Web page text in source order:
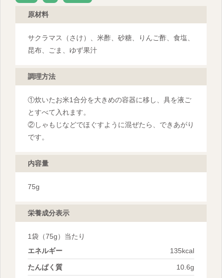
原材料
サクラマス（さけ）、米酢、砂糖、りんご酢、食塩、
昆布、ごま、ゆず果汁
調理方法
①炊いたお米1合分を大きめの容器に移し、具を液ご
とすべて入れます。
②しゃもじなどでほぐすように混ぜたら、できあがり
です。
内容量
75g
栄養成分表示
1袋（75g）当たり
エネルギー
135kcal
たんぱく質 10.6g